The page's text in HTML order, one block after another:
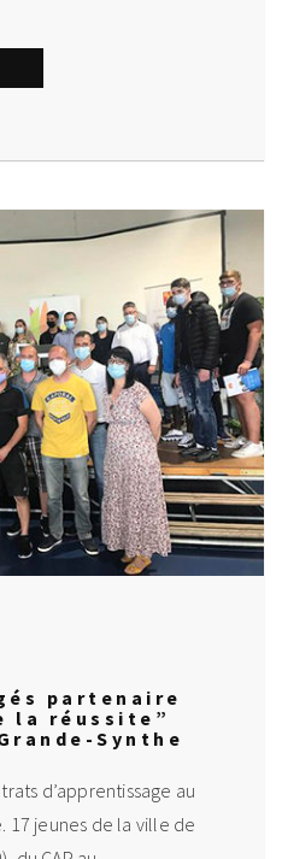
partenaire
la réussite”
Synthe
d’apprentissage au
17 jeunes de la ville de